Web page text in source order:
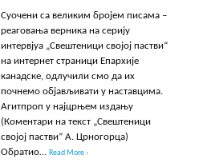
Суочени са великим бројем писама –
реаговања верника на серију
интервјуа „Свештеници својој пастви“
на интернет страници Епархије
канадске, одлучили смо да их
почнемо објављивати у наставцима.
Агитпроп у најцрњем издању
(Коментари на текст „Свештеници
својој пастви“ А. Црногорца)
Обратио…Read More ›